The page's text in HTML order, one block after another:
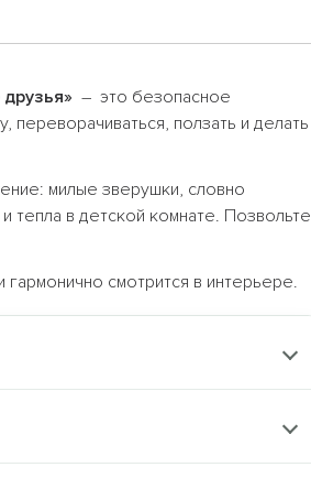
– это безопасное
переворачиваться, ползать и делать
милые зверушки, словно
тепла в детской комнате. Позвольте
смотрится в интерьере.
2